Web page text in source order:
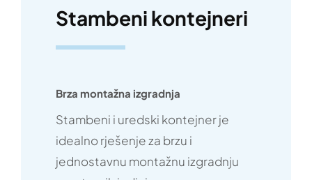
Stambeni kontejneri
Brza montažna izgradnja
Stambeni i uredski kontejner je
idealno rješenje za brzu i
jednostavnu montažnu izgradnju